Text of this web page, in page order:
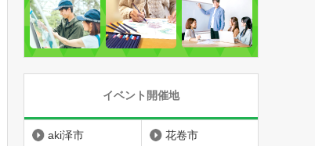
イベント開催地
aki泽市 花卷市